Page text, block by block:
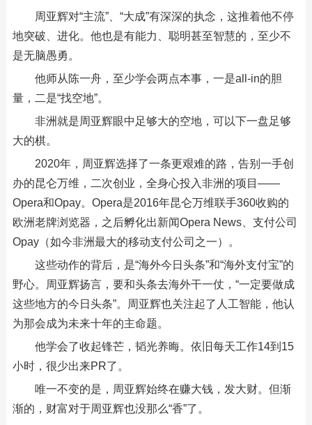
周亚辉对“主流”、“大成”有深深的执念，这推着他不停
地突破、进化。他也是有能力、聪明甚至智慧的，至少不
是无脑愚勇。
他师从陈一舟，至少学会两点本事，一是all-in的胆
量，二是“找空地”。
非洲就是周亚辉眼中足够大的空地，可以下一盘足够
大的棋。
2020年，周亚辉选择了一条更艰难的路，告别一手创
办的昆仑万维，二次创业，全身心投入非洲的项目——
Opera和Opay。Opera是2016年昆仑万维联手360收购的
欧洲老牌浏览器，之后孵化出新闻Opera News、支付公司
Opay（如今非洲最大的移动支付公司之一）。
这些动作的背后，是“海外今日头条”和“海外支付宝”的
野心。周亚辉扬言，要和头条去海外干一仗，“一定要做成
这些地方的今日头条”。周亚辉也关注起了人工智能，他认
为那会成为未来十年的主命题。
他学会了收起锋芒，韬光养晦。依旧每天工作14到15
小时，很少出来PR了。
唯一不变的是，周亚辉始终在赚大钱，发大财。但渐
渐的，财富对于周亚辉也没那么“香”了。